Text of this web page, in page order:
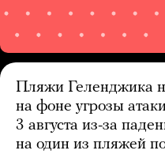
Пляжи Геленджика
на фоне угрозы
3 августа из-за
на один из пляжей